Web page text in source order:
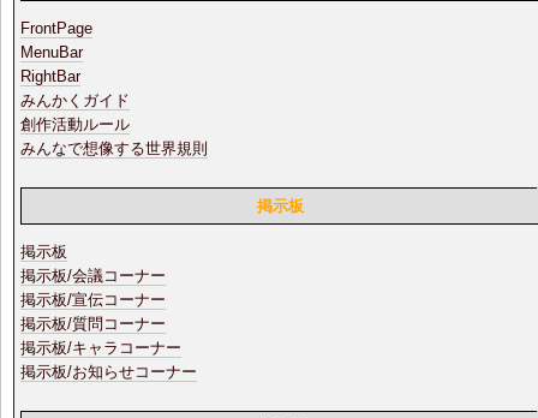
FrontPage
MenuBar
RightBar
みんかくガイド
創作活動ルール
みんなで想像する世界規則
掲示板
掲示板
掲示板/会議コーナー
掲示板/宣伝コーナー
掲示板/質問コーナー
掲示板/キャラコーナー
掲示板/お知らせコーナー